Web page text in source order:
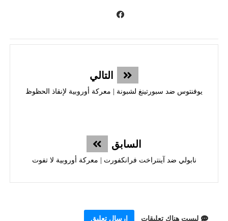
التالي
يوفنتوس ضد سبورتينغ لشبونة | معركة أوروبية لإنقاذ الحظوظ
السابق
نابولي ضد آينتراخت فرانكفورت | معركة أوروبية لا تفوت
ليست هناك تعليقات إرسال تعليق